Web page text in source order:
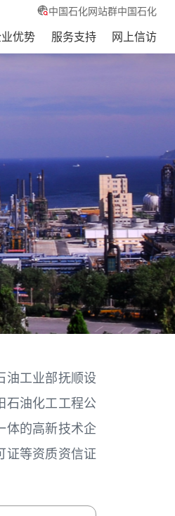
中国石化网站群中国石化
优势 服务支持 网上信访
油工业部抚顺设
石油化工工程公
体的高新技术企
证等资质资信证